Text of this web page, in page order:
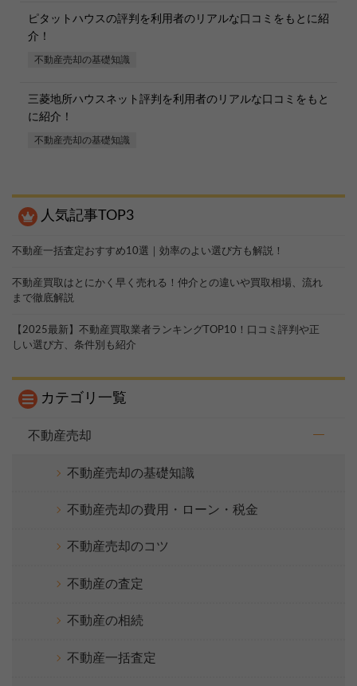
ピタットハウスの評判を利用者のリアルな口コミをもとに紹
介！
不動産売却の基礎知識
三菱地所ハウスネット評判を利用者のリアルな口コミをもと
に紹介！
不動産売却の基礎知識
人気記事TOP3
不動産一括査定おすすめ10選｜効率のよい選び方も解説！
不動産買取はとにかく早く売れる！仲介との違いや買取相場、流れ
まで徹底解説
【2025最新】不動産買取業者ランキングTOP10！口コミ評判や正
しい選び方、条件別も紹介
カテゴリ一覧
不動産売却
不動産売却の基礎知識
不動産売却の費用・ローン・税金
不動産売却のコツ
不動産の査定
不動産の相続
不動産一括査定